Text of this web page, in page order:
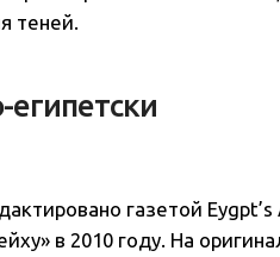
теней.
газетой Eygpt’s
в 2010 году. На